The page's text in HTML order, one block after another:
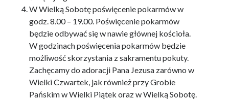
W Wielką Sobotę poświęcenie pokarmów w
godz. 8.00 – 19.00. Poświęcenie pokarmów
będzie odbywać się w nawie głównej kościoła.
W godzinach poświęcenia pokarmów będzie
możliwość skorzystania z sakramentu pokuty.
Zachęcamy do adoracji Pana Jezusa zarówno w
Wielki Czwartek, jak również przy Grobie
Pańskim w Wielki Piątek oraz w Wielką Sobotę.